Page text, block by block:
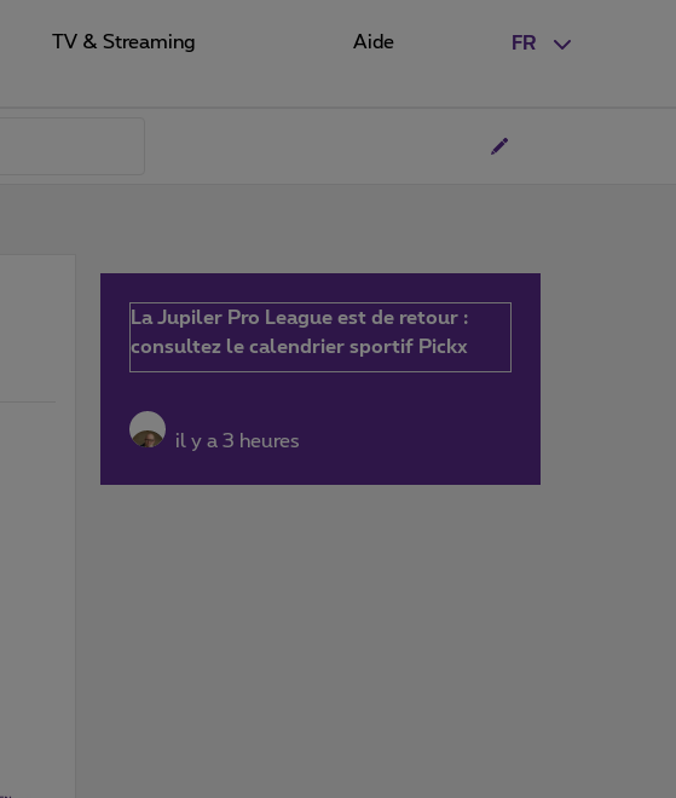
FR
TV & Streaming Aide
La Jupiler Pro League est de retour :
consultez le calendrier sportif Pickx
il y a 3 heures